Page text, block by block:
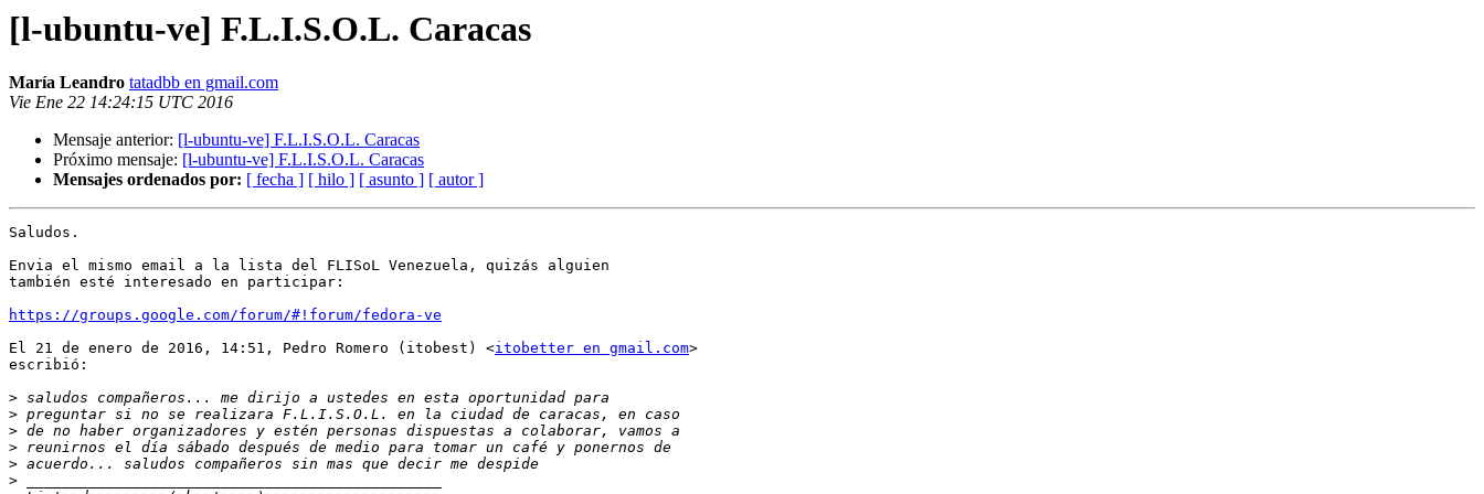
[l-ubuntu-ve] F.L.I.S.O.L. Caracas
María Leandro tatadbb en gmail.com
Vie Ene 22 14:24:15 UTC 2016
Mensaje anterior: [l-ubuntu-ve] F.L.I.S.O.L. Caracas
Próximo mensaje: [l-ubuntu-ve] F.L.I.S.O.L. Caracas
Mensajes ordenados por: [ fecha ] [ hilo ] [ asunto ] [ autor ]
Saludos.
Envia el mismo email a la lista del FLISoL Venezuela, quizás alguien
también esté interesado en participar:
https://groups.google.com/forum/#!forum/fedora-ve
El 21 de enero de 2016, 14:51, Pedro Romero (itobest) <itobetter en gmail.com>
escribió:
>
>
>
>
>
>